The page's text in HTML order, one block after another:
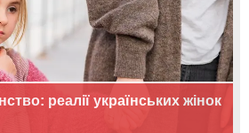
реалії українських жінок